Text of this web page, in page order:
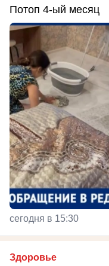
Потоп 4-ый месяц
сегодня в 15:30
Здоровье